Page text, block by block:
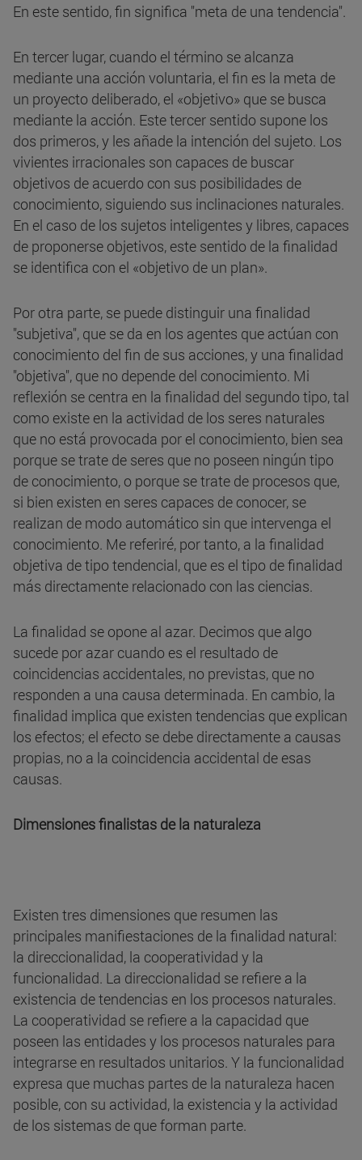
En este sentido, fin significa "meta de una tendencia".
En tercer lugar, cuando el término se alcanza
mediante una acción voluntaria, el fin es la meta de
un proyecto deliberado, el «objetivo» que se busca
mediante la acción. Este tercer sentido supone los
dos primeros, y les añade la intención del sujeto. Los
vivientes irracionales son capaces de buscar
objetivos de acuerdo con sus posibilidades de
conocimiento, siguiendo sus inclinaciones naturales.
En el caso de los sujetos inteligentes y libres, capaces
de proponerse objetivos, este sentido de la finalidad
se identifica con el «objetivo de un plan».
Por otra parte, se puede distinguir una finalidad
"subjetiva", que se da en los agentes que actúan con
conocimiento del fin de sus acciones, y una finalidad
"objetiva", que no depende del conocimiento. Mi
reflexión se centra en la finalidad del segundo tipo, tal
como existe en la actividad de los seres naturales
que no está provocada por el conocimiento, bien sea
porque se trate de seres que no poseen ningún tipo
de conocimiento, o porque se trate de procesos que,
si bien existen en seres capaces de conocer, se
realizan de modo automático sin que intervenga el
conocimiento. Me referiré, por tanto, a la finalidad
objetiva de tipo tendencial, que es el tipo de finalidad
más directamente relacionado con las ciencias.
La finalidad se opone al azar. Decimos que algo
sucede por azar cuando es el resultado de
coincidencias accidentales, no previstas, que no
responden a una causa determinada. En cambio, la
finalidad implica que existen tendencias que explican
los efectos; el efecto se debe directamente a causas
propias, no a la coincidencia accidental de esas
causas.
Dimensiones finalistas de la naturaleza
Existen tres dimensiones que resumen las
principales manifiestaciones de la finalidad natural:
la direccionalidad, la cooperatividad y la
funcionalidad. La direccionalidad se refiere a la
existencia de tendencias en los procesos naturales.
La cooperatividad se refiere a la capacidad que
poseen las entidades y los procesos naturales para
integrarse en resultados unitarios. Y la funcionalidad
expresa que muchas partes de la naturaleza hacen
posible, con su actividad, la existencia y la actividad
de los sistemas de que forman parte.